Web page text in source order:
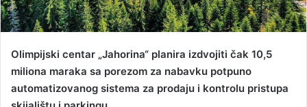
Olimpijski centar „Jahorina“ planira izdvojiti čak 10,5
miliona maraka sa porezom za nabavku potpuno
automatizovanog sistema za prodaju i kontrolu pristupa